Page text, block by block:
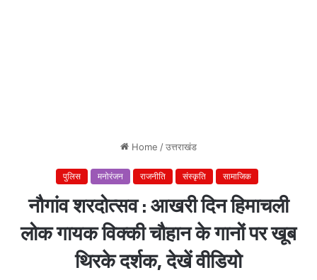
Home /उत्तराखंड
पुलिस मनोरंजन राजनीति संस्कृति सामाजिक
नौगांव शरदोत्सव : आखरी दिन हिमाचली
लोक गायक विक्की चौहान के गानों पर खूब
थिरके दर्शक, देखें वीडियो